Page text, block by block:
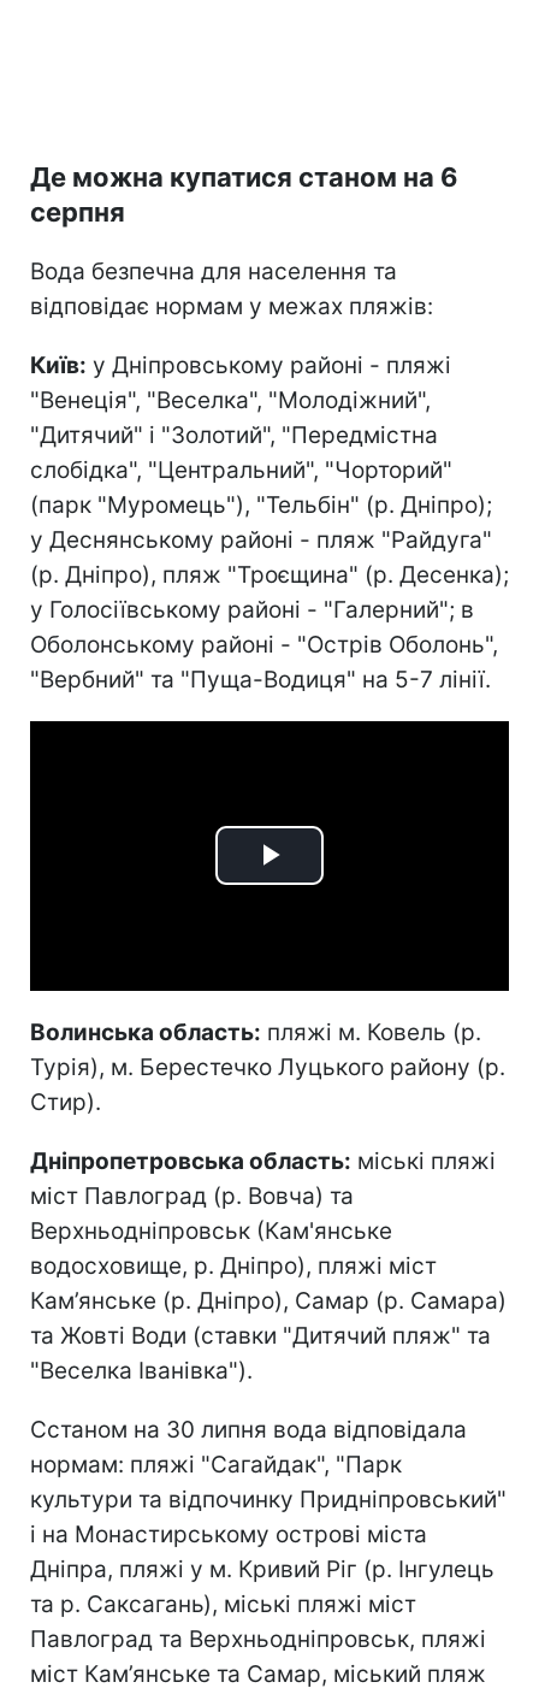
Де можна купатися станом на 6
серпня
Вода безпечна для населення та
відповідає нормам у межах пляжів:
Київ: у Дніпровському районі - пляжі
"Венеція", "Веселка", "Молодіжний",
"Дитячий" і "Золотий", "Передмістна
слобідка", "Центральний", "Чорторий"
(парк "Муромець"), "Тельбін" (р. Дніпро);
у Деснянському районі - пляж "Райдуга"
(р. Дніпро), пляж "Троєщина" (р. Десенка);
у Голосіївському районі - "Галерний"; в
Оболонському районі - "Острів Оболонь",
"Вербний" та "Пуща-Водиця" на 5-7 лінії.
Play
Волинська область: пляжі м. Ковель (р.
Турія), м. Берестечко Луцького району (р.
Стир).
Дніпропетровська область: міські пляжі
міст Павлоград (р. Вовча) та
Верхньодніпровськ (Кам'янське
водосховище, р. Дніпро), пляжі міст
Кам’янське (р. Дніпро), Самар (р. Самара)
та Жовті Води (ставки "Дитячий пляж" та
"Веселка Іванівка").
Сстаном на 30 липня вода відповідала
нормам: пляжі "Сагайдак", "Парк
культури та відпочинку Придніпровський"
і на Монастирському острові міста
Дніпра, пляжі у м. Кривий Ріг (р. Інгулець
та р. Саксагань), міські пляжі міст
Павлоград та Верхньодніпровськ, пляжі
міст Кам’янське та Самар, міський пляж